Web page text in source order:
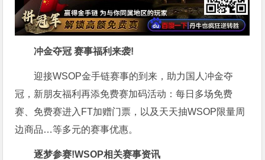
冲金夺冠 赛事福利来袭!
迎接WSOP金手链赛事的到来，助力国人冲金夺
冠，新朋友福利再添免费赛加码活动：每日多场免费
赛、免费赛进入FT加赠门票，以及天天抽WSOP限量周
边商品…等多元的赛事优惠。
逐梦参赛!WSOP相关赛事资讯